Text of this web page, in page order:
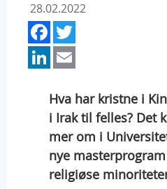
28.02.2022
Facebook
LinkedIn
Hva har kristne i
i Irak til felles? Det
mer om i
nye
religiøse